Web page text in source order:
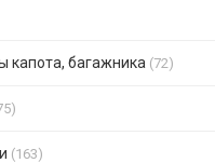
капота, багажника (72)
(163)